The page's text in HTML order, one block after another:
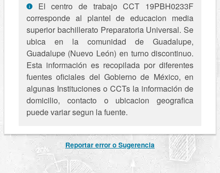
El centro de trabajo CCT 19PBH0233F
corresponde al plantel de educacion media
superior bachillerato Preparatoria Universal. Se
ubica en la comunidad de Guadalupe,
Guadalupe (Nuevo León) en turno discontinuo.
Esta información es recopilada por diferentes
fuentes oficiales del Gobierno de México, en
algunas Instituciones o CCTs la información de
domicilio, contacto o ubicacion geografica
puede variar segun la fuente.
Reportar error o Sugerencia